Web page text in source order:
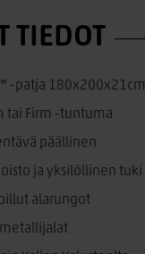
TIEDOT
-patja 180x200x21cm
tai Firm -tuntuma
päällinen
ja yksilöllinen tuki
alarungot